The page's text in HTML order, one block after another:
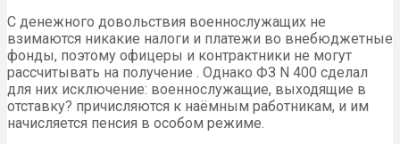
С денежного довольствия военнослужащих не
взимаются никакие налоги и платежи во внебюджетные
фонды, поэтому офицеры и контрактники не могут
рассчитывать на получение . Однако ФЗ N 400 сделал
для них исключение: военнослужащие, выходящие в
отставку? причисляются к наёмным работникам, и им
начисляется пенсия в особом режиме.